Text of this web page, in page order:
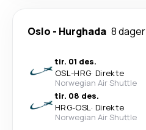
Oslo - Hurghada 8 dager
tir. 01 des.
OSL-HRG· Direkte
Norwegian Air Shuttle
tir. 08 des.
HRG-OSL· Direkte
Norwegian Air Shuttle